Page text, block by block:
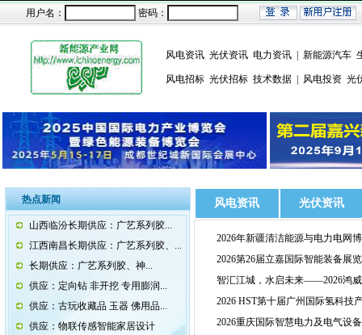
用户名： 密码：
风电资讯 光伏资讯 电力资讯 新能源汽车
风电招标 光伏招标 技术数据 风电投资 光
热点新闻
山西临汾长期供应：广艺系列胶...
江西南昌长期供应：广艺系列胶、...
长期供应：广艺系列胶、神...
供应：定向钻 非开挖 专用膨润...
供应：古玩收藏品 玉器 佛用品...
供应：物联传感智能家居设计
风电资讯 光伏资讯
2026年新疆清洁能源与电力电网
2026第26届立嘉国际智能装备展
智汇江城，水启未来——2026鸿
2026 HST第十届广州国际氢科技
2026重庆国际智慧电力及电气设